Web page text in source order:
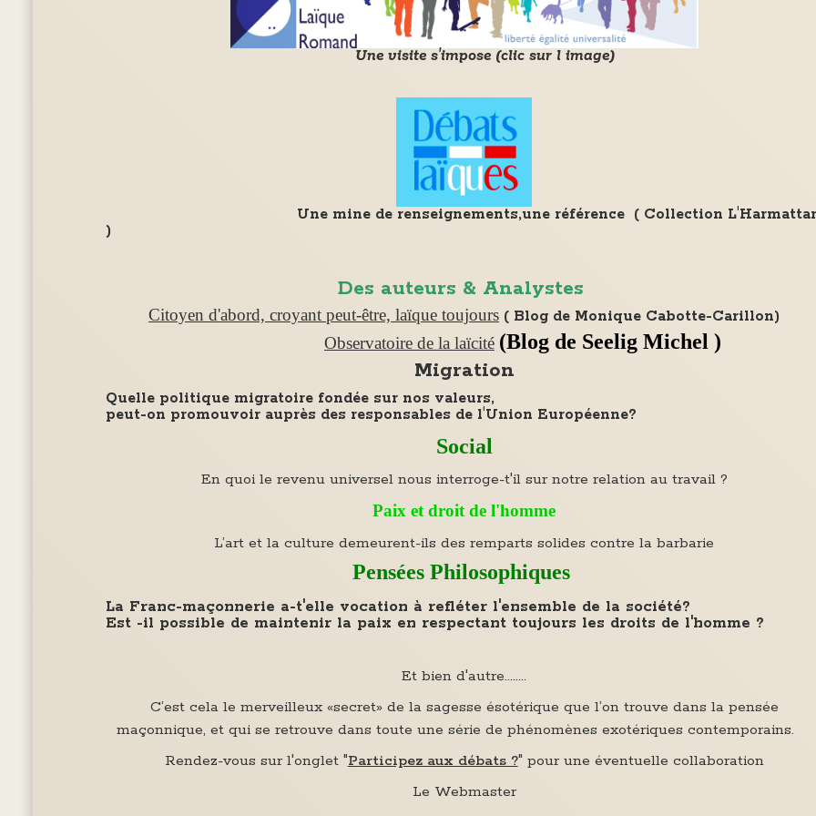
Une visite s'impose (clic sur l image)
Une mine de renseignements,une référence ( Collection
)
Des auteurs & Analystes
Citoyen d'abord, croyant peut-être, laïque toujours ( Blog de Monique Cabotte-Carillon)
Observatoire de la laïcité (Blog de Seelig Michel )
Migration
Quelle politique migratoire fondée sur nos valeurs,
peut-on promouvoir auprès des responsables de l'Union Européenne?
Social
En quoi le revenu universel nous interroge-t'il sur notre relation au travail ?
Paix et droit de l'homme
L’art et la culture demeurent-ils des remparts solides contre la barbarie
Pensées Philosophiques
La Franc-maçonnerie a-t'elle vocation à refléter l'ensemble de la société?
Est -il possible de maintenir la paix en respectant toujours les droits de l'homme ?
Et bien d'autre........
C’est cela le merveilleux «secret» de la sagesse ésotérique que l’on trouve dans la pensée
maçonnique, et qui se retrouve dans toute une série de phénomènes exotériques contemporains.
Rendez-vous sur l'onglet "Participez aux débats ?" pour une éventuelle collaboration
Le Webmaster